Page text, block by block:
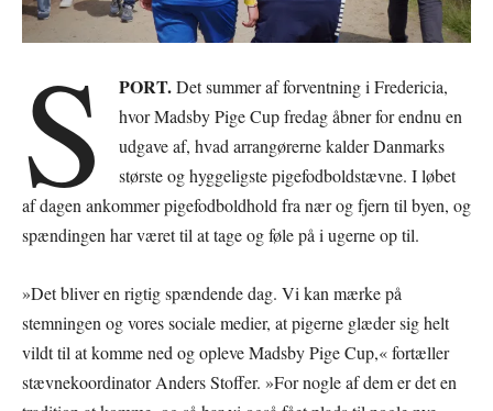
S PORT.Det summer af forventning i Fredericia,
hvor Madsby Pige Cup fredag åbner for endnu en
udgave af, hvad arrangørerne kalder Danmarks
største og hyggeligste pigefodboldstævne. I løbet
af dagen ankommer pigefodboldhold fra nær og fjern til byen, og
spændingen har været til at tage og føle på i ugerne op til.
»Det bliver en rigtig spændende dag. Vi kan mærke på
stemningen og vores sociale medier, at pigerne glæder sig helt
vildt til at komme ned og opleve Madsby Pige Cup,« fortæller
stævnekoordinator Anders Stoffer. »For nogle af dem er det en